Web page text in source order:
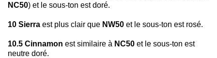
NC50) et le sous-ton est doré.
10 Sierra est plus clair que NW50 et le sous-ton est rosé.
10.5 Cinnamon est similaire à NC50 et le sous-ton est
neutre doré.